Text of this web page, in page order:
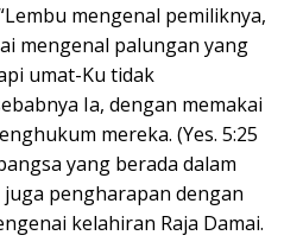
mengenal pemiliknya,
mengenal palungan yang
umat-Ku tidak
Ia, dengan memakai
mereka. (Yes. 5:25
yang berada dalam
pengharapan dengan
kelahiran Raja Damai.